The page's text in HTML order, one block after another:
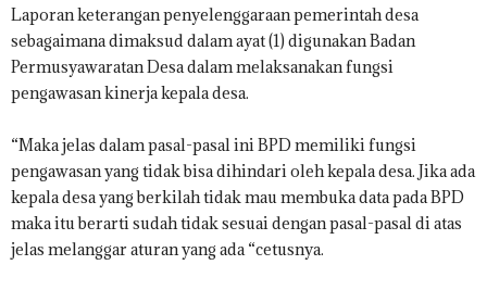
Laporan keterangan penyelenggaraan pemerintah desa
sebagaimana dimaksud dalam ayat (1) digunakan Badan
Permusyawaratan Desa dalam melaksanakan fungsi
pengawasan kinerja kepala desa.
“Maka jelas dalam pasal-pasal ini BPD memiliki fungsi
pengawasan yang tidak bisa dihindari oleh kepala desa. Jika ada
kepala desa yang berkilah tidak mau membuka data pada BPD
maka itu berarti sudah tidak sesuai dengan pasal-pasal di atas
jelas melanggar aturan yang ada “cetusnya.